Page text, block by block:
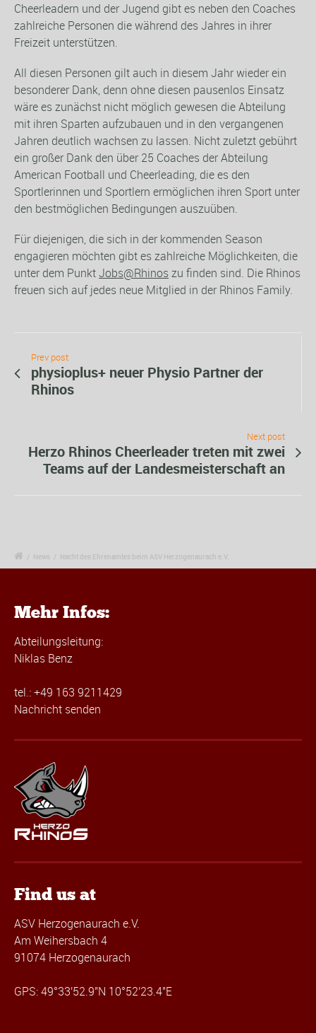
Cheerleadern und der Jugend gibt es neben den Coaches
zahlreiche Personen die während des Jahres in ihrer
Freizeit unterstützen.
All diesen Personen gilt auch in diesem Jahr wieder ein
besonderer Dank, denn ohne diesen pausenlos Einsatz
wäre es zunächst nicht möglich gewesen die Abteilung
mit ihren Sparten aufzubauen und in den vergangenen
Jahren deutlich wachsen zu lassen. Nicht zuletzt gebührt
ein großer Dank den über 25 Coaches der Abteilung
American Football und Cheerleading, die es den
Sportlerinnen und Sportlern ermöglichen ihren Sport unter
den bestmöglichen Bedingungen auszuüben.
Für diejenigen, die sich in der kommenden Season
engagieren möchten gibt es zahlreiche Möglichkeiten, die
unter dem PunktJobs@Rhinoszu finden sind. Die Rhinos
freuen sich auf jedes neue Mitglied in der Rhinos Family.
Prev post
physioplus+ neuer Physio Partner der
Rhinos
Next post
Herzo Rhinos Cheerleader treten mit zwei
Teams auf der Landesmeisterschaft an
/ News / Nacht des Ehrenamtes beim ASV Herzogenaurach e.V.
Mehr Infos:
Abteilungsleitung:
Niklas Benz
tel.: +49 163 9211429
Nachricht senden
Find us at
ASV Herzogenaurach e.V.
Am Weihersbach 4
91074 Herzogenaurach
GPS: 49°33'52.9"N 10°52'23.4"E